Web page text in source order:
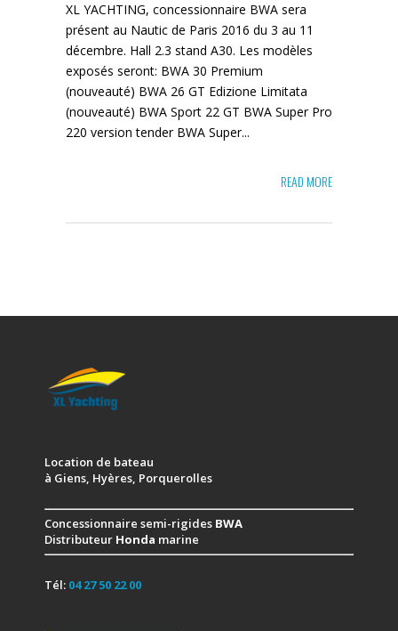
XL YACHTING, concessionnaire BWA sera
présent au Nautic de Paris 2016 du 3 au 11
décembre. Hall 2.3 stand A30. Les modèles
exposés seront: BWA 30 Premium
(nouveauté) BWA 26 GT Edizione Limitata
(nouveauté) BWA Sport 22 GT BWA Super Pro
220 version tender BWA Super...
READ MORE
Location de bateau
à Giens, Hyères, Porquerolles
Concessionnaire semi-rigides BWA
Distributeur Honda marine
Tél: 04 27 50 22 00